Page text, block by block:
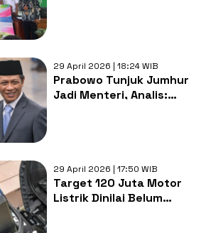
29 April 2026 | 18:24 WIB
Prabowo Tunjuk Jumhur
Jadi Menteri, Analis:
29 April 2026 | 17:50 WIB
Target 120 Juta Motor
Listrik Dinilai Belum